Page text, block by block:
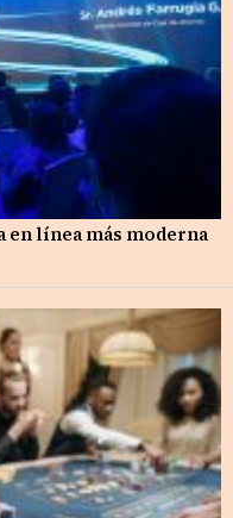
en línea más moderna